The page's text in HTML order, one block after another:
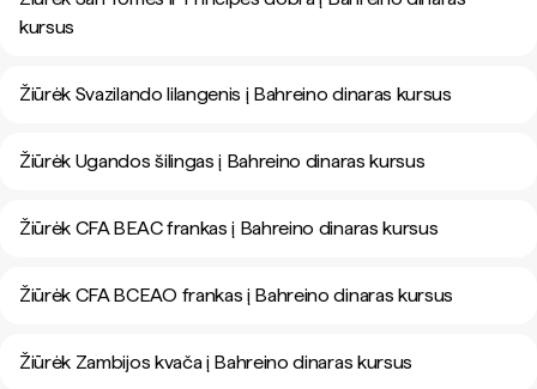
kursus
Žiūrėk Svazilando lilangenis į Bahreino dinaras kursus
Žiūrėk Ugandos šilingas į Bahreino dinaras kursus
Žiūrėk CFA BEAC frankas į Bahreino dinaras kursus
Žiūrėk CFA BCEAO frankas į Bahreino dinaras kursus
Žiūrėk Zambijos kvača į Bahreino dinaras kursus